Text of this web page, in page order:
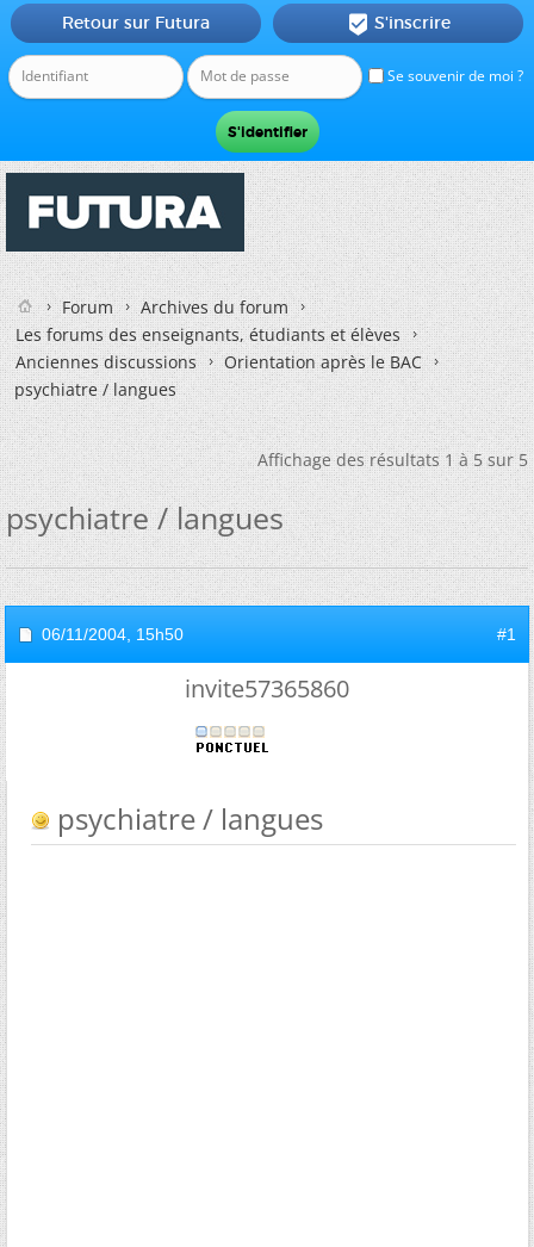
Se souvenir de moi ?
Retour sur Futura  S'inscrire
Forum
Archives du forum
Les forums des enseignants, étudiants et élèves
Anciennes discussions
Orientation après le BAC
psychiatre / langues
Affichage des résultats 1 à 5 sur 5
psychiatre / langues
06/11/2004, 15h50 #1
invite57365860
psychiatre / langues